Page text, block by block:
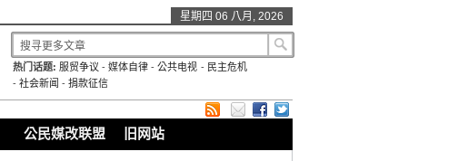
星期四 06 八月, 2026
热门话题: 服贸争议 -媒体自律 -公共电视 - 民主危机
- 社会新闻 - 捐款征信
公民媒改联盟 旧网站